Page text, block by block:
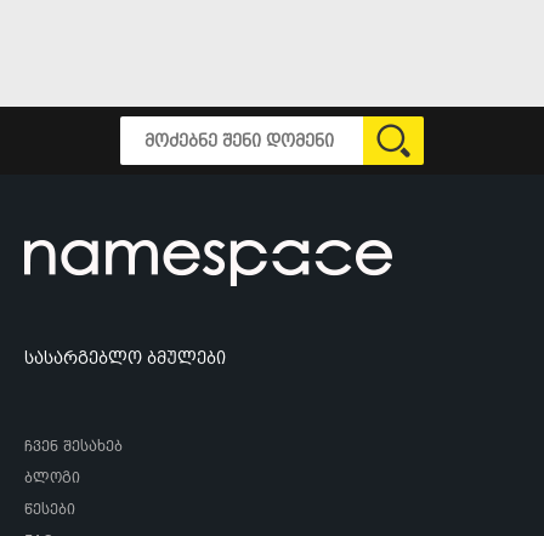
სასარგებლო ბმულები
ჩვენ შესახებ
ბლოგი
წესები